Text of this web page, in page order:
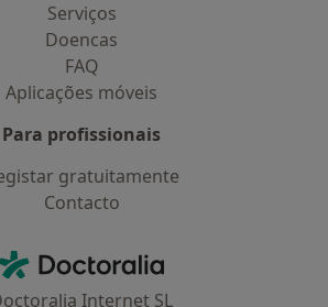
Serviços
Doencas
FAQ
Aplicações móveis
Para profissionais
gratuitamente
Contacto
Doctoralia - Homepage
Internet SL